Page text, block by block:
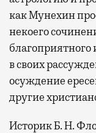
как Мунехин
некоего
в своих
осуждение
другие
Историк Б. Н.